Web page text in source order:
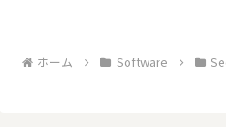
ホーム Software